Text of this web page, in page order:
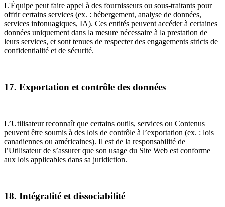
L'Équipe peut faire appel à des fournisseurs ou sous-traitants pour
offrir certains services (ex. : hébergement, analyse de données,
services infonuagiques, IA). Ces entités peuvent accéder à certaines
données uniquement dans la mesure nécessaire à la prestation de
leurs services, et sont tenues de respecter des engagements stricts de
confidentialité et de sécurité.
17. Exportation et contrôle des données
L’Utilisateur reconnaît que certains outils, services ou Contenus
peuvent être soumis à des lois de contrôle à l’exportation (ex. : lois
canadiennes ou américaines). Il est de la responsabilité de
l’Utilisateur de s’assurer que son usage du Site Web est conforme
aux lois applicables dans sa juridiction.
18. Intégralité et dissociabilité